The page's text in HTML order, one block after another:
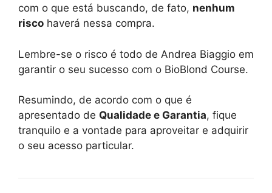
com o que está buscando, de fato, nenhum
risco haverá nessa compra.
Lembre-se o risco é todo de Andrea Biaggio em
garantir o seu sucesso com o BioBlond Course.
Resumindo, de acordo com o que é
apresentado de Qualidade e Garantia, fique
tranquilo e a vontade para aproveitar e adquirir
o seu acesso particular.